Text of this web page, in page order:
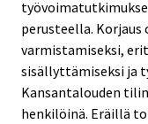
perusteella.
varmistamiseksi,
sisällyttämiseksi ja
Kansantalouden
henkilöinä. Eräillä